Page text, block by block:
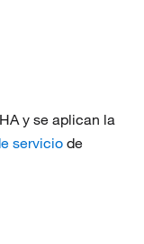
y se aplican la
servicio de